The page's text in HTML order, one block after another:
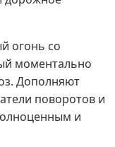
огонь со
моментально
Дополняют
поворотов и
и